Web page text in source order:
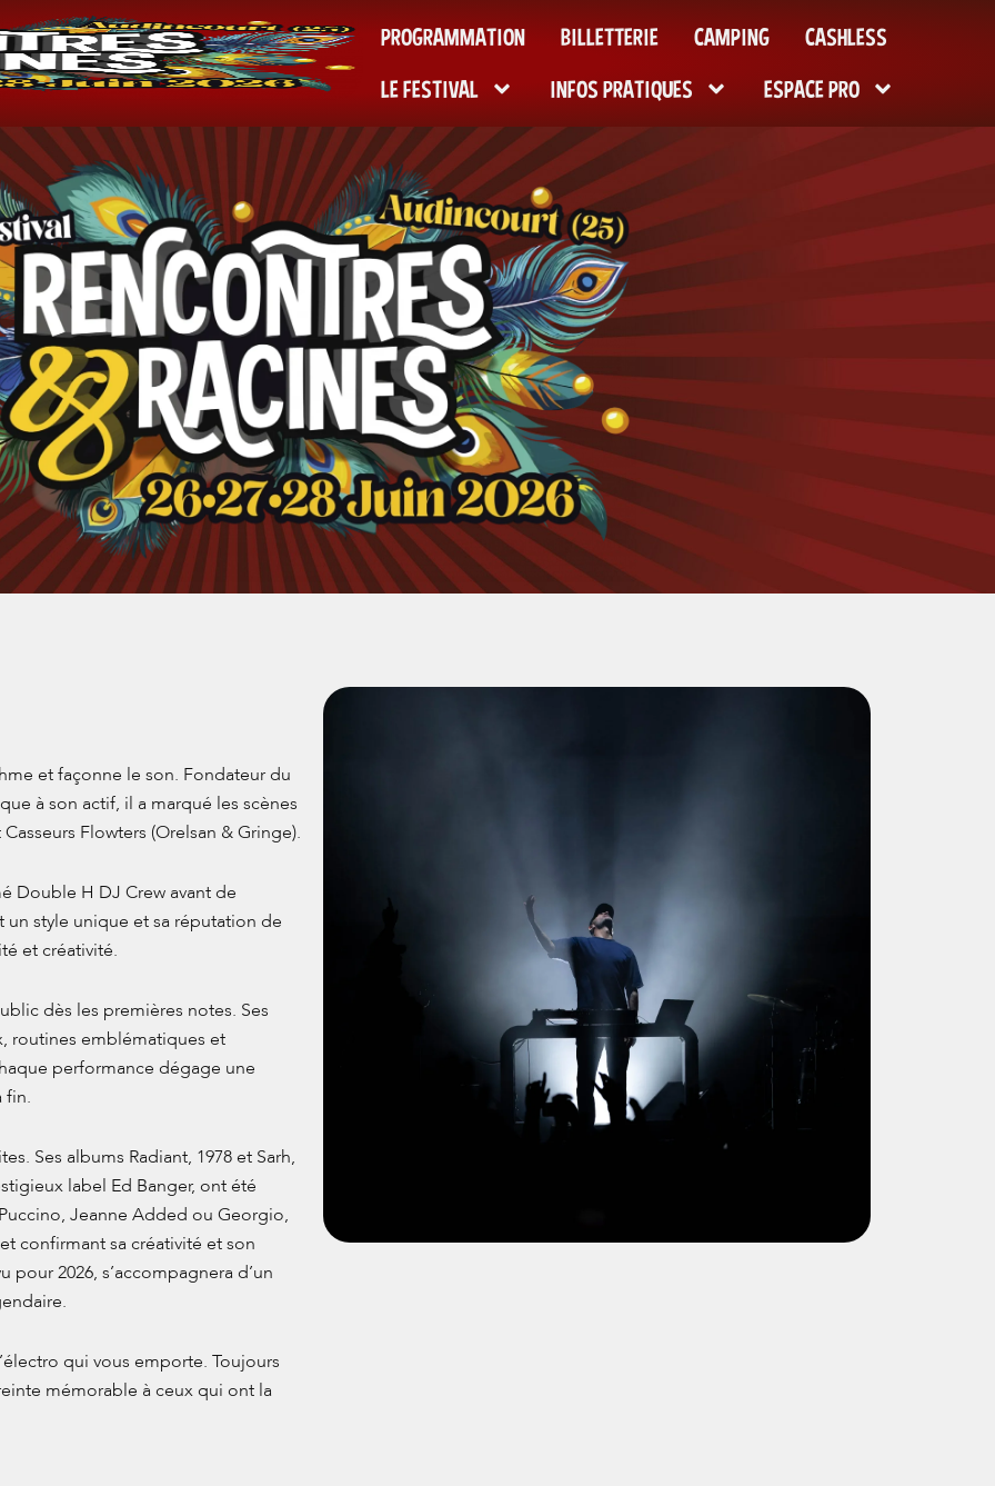
PROGRAMMATION BILLETTERIE CAMPING
CASHLESS
LE FESTIVAL
INFOS PRATIQUES ESPACE PRO
et façonne le son. Fondateur du
à son actif, il a marqué les scènes
Flowters (Orelsan & Gringe).
Double H DJ Crew avant de
un style unique et sa réputation de
et créativité.
dès les premières notes. Ses
routines emblématiques et
performance dégage une
fin.
Ses albums Radiant, 1978 et Sarh,
label Ed Banger, ont été
Jeanne Added ou Georgio,
confirmant sa créativité et son
pour 2026, s’accompagnera d’un
qui vous emporte. Toujours
mémorable à ceux qui ont la